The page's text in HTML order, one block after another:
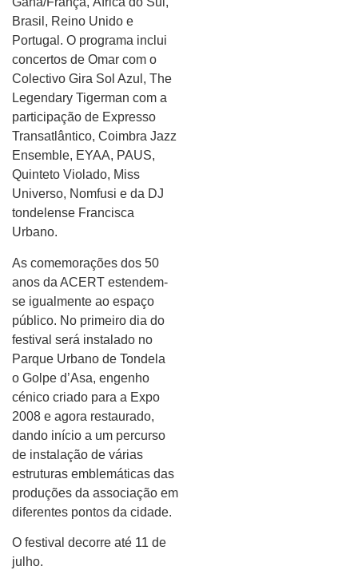
Brasil, Reino Unido e
Portugal. O programa inclui
concertos de Omar com o
Colectivo Gira Sol Azul, The
Legendary Tigerman com a
participação de Expresso
Transatlântico, Coimbra Jazz
Ensemble, EYAA, PAUS,
Quinteto Violado, Miss
Universo, Nomfusi e da DJ
tondelense Francisca
Urbano.
As comemorações dos 50
anos da ACERT estendem-
se igualmente ao espaço
público. No primeiro dia do
festival será instalado no
Parque Urbano de Tondela
o Golpe d’Asa, engenho
cénico criado para a Expo
2008 e agora restaurado,
dando início a um percurso
de instalação de várias
estruturas emblemáticas das
produções da associação em
diferentes pontos da cidade.
O festival decorre até 11 de
julho.